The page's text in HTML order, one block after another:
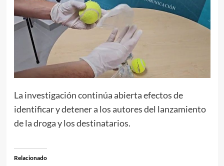
La investigación continúa abierta efectos de
identificar y detener a los autores del lanzamiento
de la droga y los destinatarios.
Relacionado